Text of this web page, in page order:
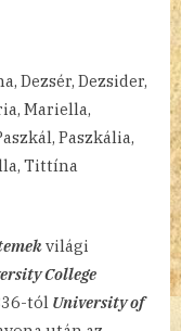
Dezsér, Dezsider,
Mariella,
Paszkália,
Tittína
világi
College
tól University of